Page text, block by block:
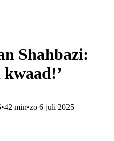
Shahbazi:
•42 min•zo 6 juli 2025